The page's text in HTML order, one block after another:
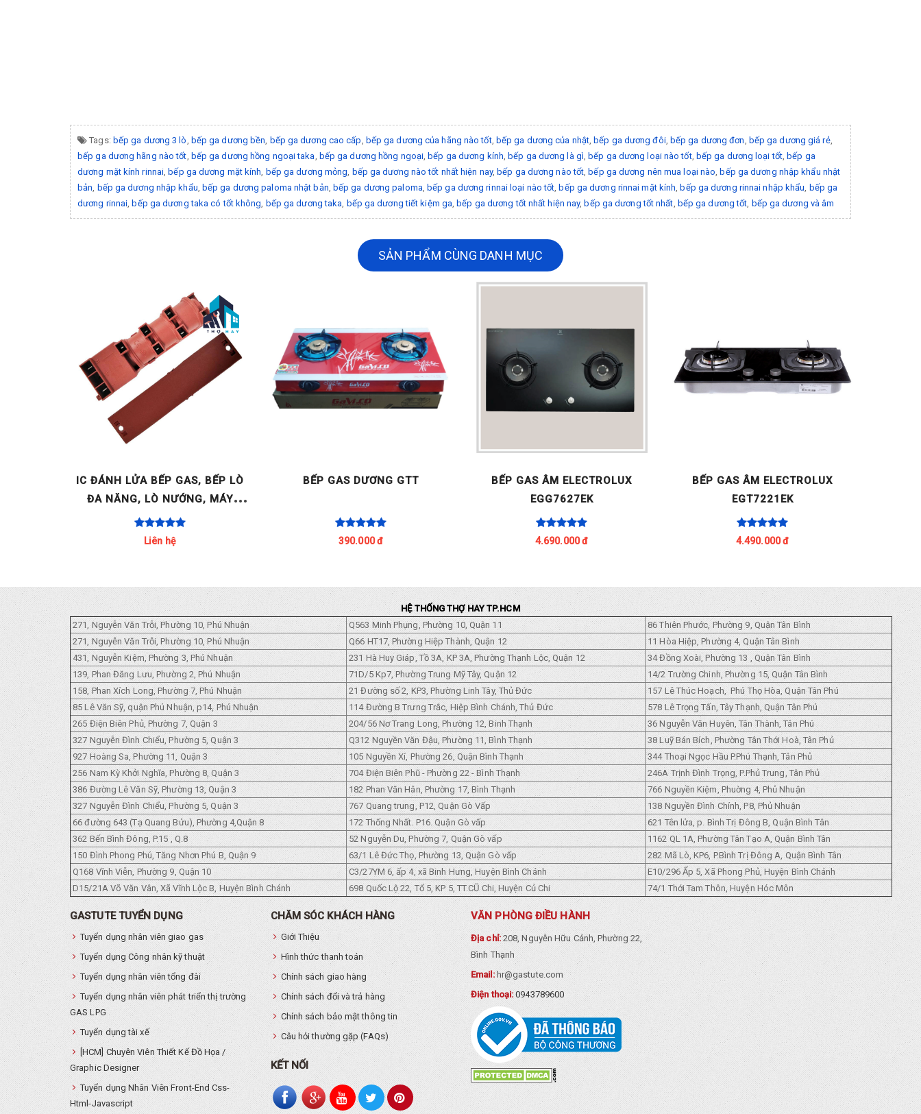
Tags: bếp ga dương 3 lò bếp ga dương bền bếp ga dương cao cấp bếp ga dương của hãng nào tốt, bếp ga dương của nhật, bếp ga dương đôi, bếp ga dương đơn bếp ga dương giá rẻ,
bếp ga dương hãng nào tốt bếp ga dương hồng ngoại taka bếp ga dương hồng ngoại bếp ga dương kính bếp ga dương là gì bếp ga dương loại nào tốt, bếp ga dương loại tốt, bếp ga
dương mặt kính rinnai bếp ga dương mặt kính bếp ga dương mỏng bếp ga dương nào tốt nhất hiện nay, bếp ga dương nào tốt bếp ga dương nên mua loại nào bếp ga dương nhập khẩu nhật
bản
bếp ga dương nhập khẩu bếp ga dương paloma nhật bản bếp ga dương paloma bếp ga dương rinnai loại nào tốt bếp ga dương rinnai mặt kính bếp ga dương rinnai nhập khẩu
bếp ga
dương rinnai bếp ga dương taka có tốt không bếp ga dương taka bếp ga dương tiết kiệm ga bếp ga dương tốt nhất hiện nay, bếp ga dương tốt nhất bếp ga dương tốt bếp ga dương và âm
SẢN PHẨM CÙNG DANH MỤC
IC ĐÁNH LỬA BẾP GAS, BẾP LÒ
ĐA NĂNG, LÒ NƯỚNG, MÁY
NƯỚC NÓNG GAS.. ITALY AC 220-
240V 2 LÒ / 4 LÒ / [...]
Liên hệ
BẾP GAS DƯƠNG GTT
390.000 đ
BẾP GAS ÂM ELECTROLUX
EGG7627EK
4.690.000 đ
BẾP GAS ÂM ELECTROLUX
EGT7221EK
4.490.000 đ
HỆ THỐNG THỢ HAY TP.HCM
271, Nguyễn Văn Trỗi, Phường 10, Phú Nhuận
Q563 Minh Phụng, Phường 10, Quận 11
86 Thiên Phước, Phường 9, Quận Tân Bình
271, Nguyễn Văn Trỗi, Phường 10, Phú Nhuận
Q66 HT17, Phường Hiệp Thành, Quận 12
11 Hòa Hiệp, Phường 4, Quận Tân Bình
431, Nguyễn Kiệm, Phường 3, Phú Nhuận
231 Hà Huy Giáp, Tồ 3A, KP 3A, Phường Thạnh Lộc, Quận 12
34 Đồng Xoài, Phường 13 , Quận Tân Bình
139, Phan Đăng Lưu, Phường 2, Phú Nhuận
71D/5 Kp7, Phường Trung Mỹ Tây, Quận 12
14/2 Trường Chinh, Phường 15, Quận Tân Bình
158, Phan Xích Long, Phường 7, Phú Nhuận
21 Đường số 2, KP3, Phường Linh Tây, Thủ Đức
157 Lê Thúc Hoạch, Phú Thọ Hòa, Quận Tân Phú
85 Lê Văn Sỹ, quận Phú Nhuận, p14, Phú Nhuận
114 Đường B Trưng Trắc, Hiệp Bình Chánh, Thủ Đức
578 Lê Trọng Tấn, Tây Thạnh, Quận Tân Phú
265 Điện Biên Phủ, Phường 7, Quận 3
204/56 Nơ Trang Long, Phường 12, Binh Thạnh
36 Nguyễn Văn Huyên, Tân Thành, Tân Phú
327 Nguyễn Đình Chiểu, Phường 5, Quận 3
Q312 Nguyền Văn Đậu, Phường 11, Bình Thạnh
38 Luỹ Bán Bích, Phường Tân Thới Hoà, Tân Phủ
927 Hoàng Sa, Phường 11, Quận 3
105 Nguyền Xí, Phường 26, Quận Bình Thạnh
344 Thoại Ngọc Hầu P.Phú Thạnh, Tân Phủ
256 Nam Kỳ Khởi Nghĩa, Phường 8, Quận 3
704 Điện Biên Phũ - Phường 22 - Bình Thạnh
246A Trịnh Đình Trọng, P.Phủ Trung, Tân Phủ
386 Đường Lê Văn Sỹ, Phường 13, Quận 3
182 Phan Văn Hân, Phường 17, Bình Thạnh
766 Nguyền Kiệm, Phuờng 4, Phủ Nhuận
327 Nguyễn Đình Chiểu, Phường 5, Quận 3
767 Quang trung, P12, Quận Gò Vấp
138 Nguyền Đình Chính, P8, Phủ Nhuận
66 đường 643 (Tạ Quang Bửu), Phường 4,Quận 8
172 Thống Nhất. P16. Quận Gò vấp
621 Tên lửa, p. Bình Trị Đông B, Quận Bình Tân
362 Bến Bình Đông, P.15 , Q.8
52 Nguyễn Du, Phường 7, Quận Gò vấp
1162 QL 1A, Phường Tân Tạo A, Quận Bình Tân
150 Đình Phong Phú, Tăng Nhơn Phú B, Quận 9
63/1 Lê Đức Thọ, Phường 13, Quận Gò vấp
282 Mã Lò, KP6, P.Bình Trị Đông A, Quận Bình Tân
Q168 Vĩnh Viễn, Phường 9, Quận 10
C3/27YM 6, ấp 4, xã Binh Hưng, Huyện Bình Chánh
E10/296 Ẩp 5, Xã Phong Phủ, Huyện Bình Chánh
D15/21A Võ Văn Vân, Xã Vĩnh Lộc B, Huyện Bình Chánh
698 Quốc Lộ 22, Tổ 5, KP 5, TT.CŨ Chi, Huyện Củ Chi 74/1 Thới Tam Thôn, Huyện Hóc Môn
GASTUTE TUYỂN DỤNG
Tuyển dụng nhân viên giao gas
Tuyển dụng Công nhân kỹ thuật
Tuyển dụng nhân viên tổng đài
Tuyển dụng nhân viên phát triển thị trường
GAS LPG
Tuyển dụng tài xế
[HCM] Chuyên Viên Thiết Kế Đồ Họa /
Graphic Designer
Tuyển dụng Nhân Viên Front-End Css-
Html-Javascript
CHĂM SÓC KHÁCH HÀNG
Giới Thiệu
Hình thức thanh toán
Chính sách giao hàng
Chính sách đổi và trả hàng
Chính sách bảo mật thông tin
Câu hỏi thường gặp (FAQs)
KẾT NỐI
VĂN PHÒNG ĐIỀU HÀNH
Địa chỉ:208, Nguyễn Hữu Cảnh, Phường 22,
Bình Thạnh
Email: hr@gastute.com
Điện thoại:0943789600